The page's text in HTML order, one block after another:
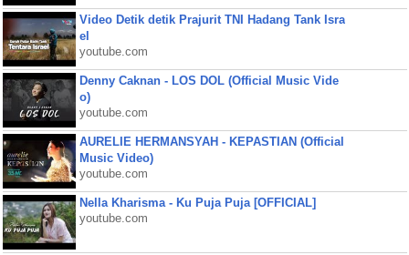
Video Detik detik Prajurit TNI Hadang Tank Isra
el
youtube.com
Denny Caknan - LOS DOL (Official Music Vide
o)
youtube.com
AURELIE HERMANSYAH - KEPASTIAN (Official
Music Video)
youtube.com
Nella Kharisma - Ku Puja Puja [OFFICIAL]
youtube.com